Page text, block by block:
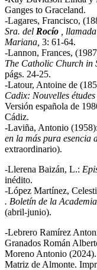
Ganges to Graceland.
-Lagares, Francisco,
Sra. del Rocío ,
Mariana, 3: 61-64.
-Lannon, Frances,
The Catholic Church in
págs. 24-25.
-Latour, Antoine de
Cadix: Nouvelles études
Versión española de
Cádiz.
-Laviña, Antonio (1958):
en la más pura esencia
extraordinario).
-Llerena Baizán, L.:
inédito.
-López Martínez,
. Boletín de la
(abril-junio).
-Lebrero Ramírez
Granados Román
Moreno Antonio (2024).
Matriz de Almonte.